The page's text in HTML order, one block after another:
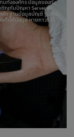
บทั้งองค์กร ข้อมูลของทั้ง
ชิญกับปัญหา Server พัง
ค้า ฐานข้อมูลบัญชี รูปถ่าย
ทำให้ข้อมูล หายถาวร ได้